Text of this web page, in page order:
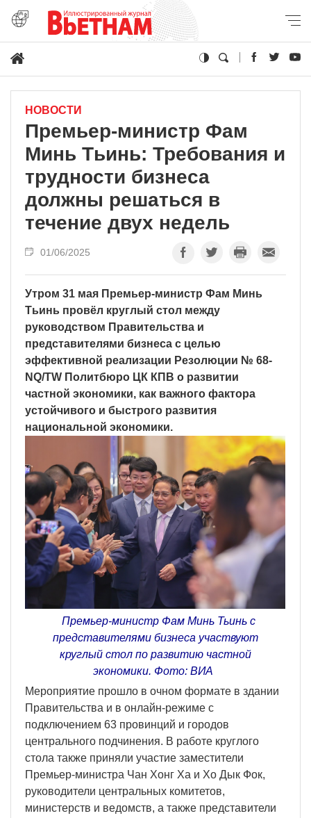
НОВОСТИ
Премьер-министр Фам
Минь Тьинь: Требования и
трудности бизнеса
должны решаться в
течение двух недель
01/06/2025
Утром 31 мая Премьер-министр Фам Минь
Тьинь провёл круглый стол между
руководством Правительства и
представителями бизнеса с целью
эффективной реализации Резолюции № 68-
NQ/TW Политбюро ЦК КПВ о развитии
частной экономики, как важного фактора
устойчивого и быстрого развития
национальной экономики.
Премьер-министр Фам Минь Тьинь с
представителями бизнеса участвуют
круглый стол по развитию частной
экономики. Фото: ВИА
Мероприятие прошло в очном формате в здании
Правительства и в онлайн-режиме с
подключением 63 провинций и городов
центрального подчинения. В работе круглого
стола также приняли участие заместители
Премьер-министра Чан Хонг Ха и Хо Дык Фок,
руководители центральных комитетов,
министерств и ведомств, а также представители